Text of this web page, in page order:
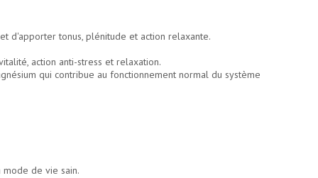
d'apporter tonus, plénitude et action relaxante.
action anti-stress et relaxation.
qui contribue au fonctionnement normal du système
de vie sain.